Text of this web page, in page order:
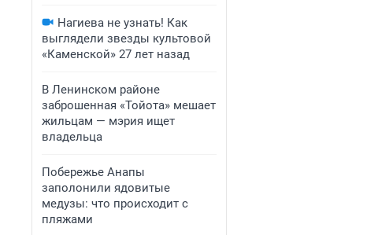
Нагиева не узнать! Как
выглядели звезды культовой
«Каменской» 27 лет назад
В Ленинском районе
заброшенная «Тойота» мешает
жильцам — мэрия ищет
владельца
Побережье Анапы
заполонили ядовитые
медузы: что происходит с
пляжами